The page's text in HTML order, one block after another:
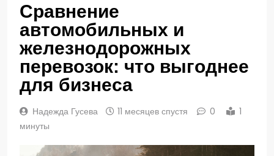
Сравнение
автомобильных и
железнодорожных
перевозок: что выгоднее
для бизнеса
Надежда Гусева 11 месяцев спустя 0
1
минуты